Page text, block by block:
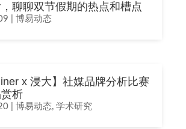
聊聊双节假期的热点和槽点
博易动态
x 浸大】社媒品牌分析比赛
析
| 博易动态, 学术研究